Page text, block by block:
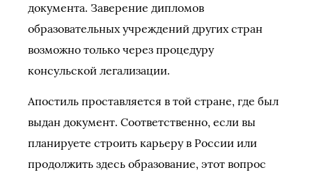
документа. Заверение дипломов
образовательных учреждений других стран
возможно только через процедуру
консульской легализации.
Апостиль проставляется в той стране, где был
выдан документ. Соответственно, если вы
планируете строить карьеру в России или
продолжить здесь образование, этот вопрос